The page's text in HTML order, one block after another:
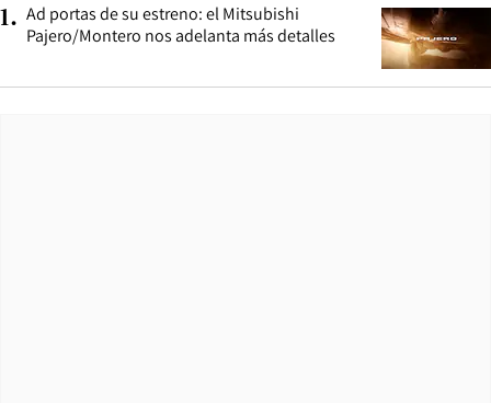
1. Ad portas de su estreno: el Mitsubishi
Pajero/Montero nos adelanta más detalles